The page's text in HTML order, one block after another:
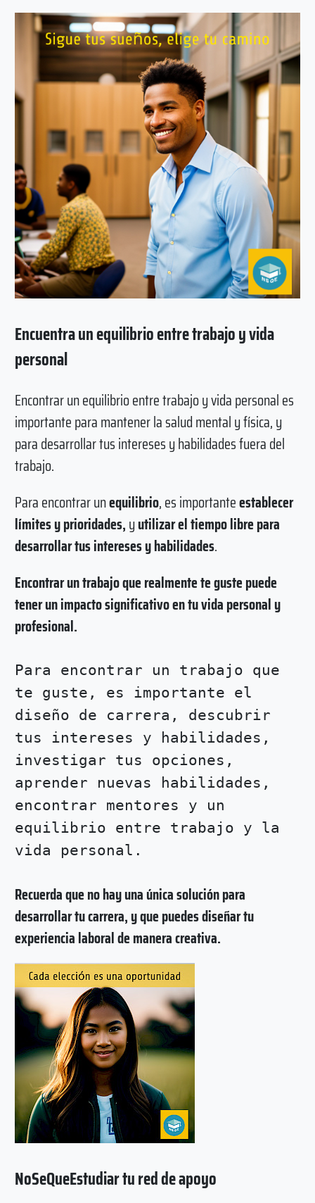
Encuentra un equilibrio entre trabajo y vida
personal
Encontrar un equilibrio entre trabajo y vida personal es
importante para mantener la salud mental y física, y
para desarrollar tus intereses y habilidades fuera del
trabajo.
Para encontrar unequilibrio, es importanteestablecer
límites y prioridades,yutilizar el tiempo libre para
desarrollar tus intereses y habilidades.
Encontrar un trabajo que realmente te guste puede
tener un impacto significativo en tu vida personal y
profesional.
Para encontrar un trabajo que
te guste, es importante el
diseño de carrera, descubrir
tus intereses y habilidades,
investigar tus opciones,
aprender nuevas habilidades,
encontrar mentores y un
equilibrio entre trabajo y la
vida personal.
Recuerda que no hay una única solución para
desarrollar tu carrera, y que puedes diseñar tu
experiencia laboral de manera creativa.
NoSeQueEstudiar tu red de apoyo